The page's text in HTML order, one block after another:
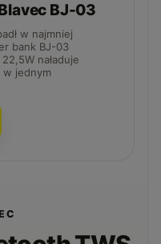
BJ-03
w najmniej
bank BJ-03
naładuje
w jednym